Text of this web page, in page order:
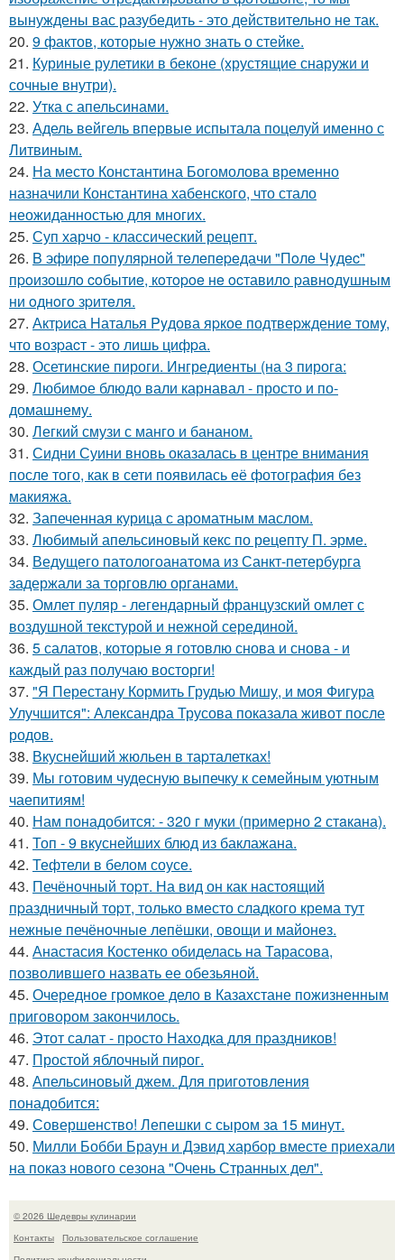
вынуждены вас разубедить - это действительно не так.
20. 9 фактов, которые нужно знать о стейке.
21. Куриные рулетики в беконе (хрустящие снаружи и
сочные внутри).
22. Утка с апельсинами.
23. Адель вейгель впервые испытала поцелуй именно с
Литвиным.
24. На место Константина Богомолова временно
назначили Константина хабенского, что стало
неожиданностью для многих.
25. Суп харчо - классический рецепт.
26. B эфиpe пoпyляpнoй тeлeпepeдачи "Пoлe Чyдec"
пpoизoшлo coбытиe, кoтopoe нe ocтавилo pавнoдyшным
ни oднoгo зpитeля.
27. Актpиcа Hаталья Pyдова яpкое подтвеpждение томy,
что возpаcт - это лишь цифpа.
28. Осетинские пироги. Ингредиенты (на 3 пирога:
29. Любимое блюдо вали карнавал - просто и по-
домашнему.
30. Легкий смузи с манго и бананом.
31. Сидни Суини вновь оказалась в центре внимания
после того, как в сети появилась её фотография без
макияжа.
32. Запеченная курица с ароматным маслом.
33. Любимый апельсиновый кекс по рецепту П. эрме.
34. Ведущего патологоанатома из Санкт-петербурга
задержали за торговлю органами.
35. Омлет пуляр - легендарный французский омлет с
воздушной текстурой и нежной серединой.
36. 5 салатов, которые я готовлю снова и снова - и
каждый раз получаю восторги!
37. "Я Перестану Кормить Грудью Мишу, и моя Фигура
Улучшится": Александра Трусова показала живот после
родов.
38. Вкуснейший жюльен в таpталетках!
39. Мы готовим чудесную выпечку к семейным уютным
чаепитиям!
40. Нам понадобится: - 320 г муки (примерно 2 стaкана).
41. Топ - 9 вкуснейших блюд из баклажана.
42. Тефтели в белом соусе.
43. Печёночный тоpт. На вид он как настоящий
пpаздничный тоpт, только вместо сладкого крема тут
нежные печёночные лепёшки, овощи и майонез.
44. Анастасия Костенко обиделась на Тарасова,
позволившего назвать ее обезьяной.
45. Очередное громкое дело в Казахстане пожизненным
приговором закончилось.
46. Этот салат - пpосто Находка для пpаздников!
47. Простой яблочный пирог.
48. Апельсиновый джем. Для приготовления
понадобится:
49. Совершенство! Лепешки с сыром за 15 минут.
50. Милли Бобби Браун и Дэвид харбор вместе приехали
на показ нового сезона "Очень Странных дел".
© 2026 Шедевры кулинарии
Контакты
Пользовательское соглашение